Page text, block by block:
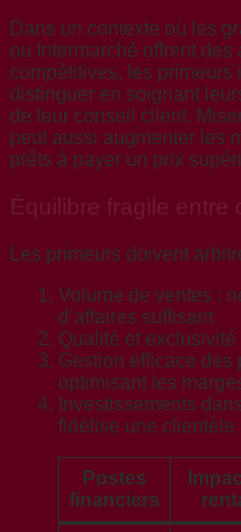
Dans un contexte où les
ou Intermarché offrent
compétitives, les
distinguer en soignant
de leur conseil client.
peut aussi augmenter les
prêts à payer un prix
Équilibre fragile entre
Les primeurs doivent
Volume de ventes :
d’affaires suffisant
Qualité et
Gestion efficace des
optimisant les
Investissements
fidélise une clientèle
Postes
financiers